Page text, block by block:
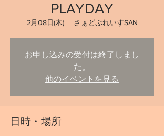
PLAYDAY
2月08日(木)
  |
さぁどぷれいすSAN
お申し込みの受付は終了しまし
た。
他のイベントを見る
日時・場所